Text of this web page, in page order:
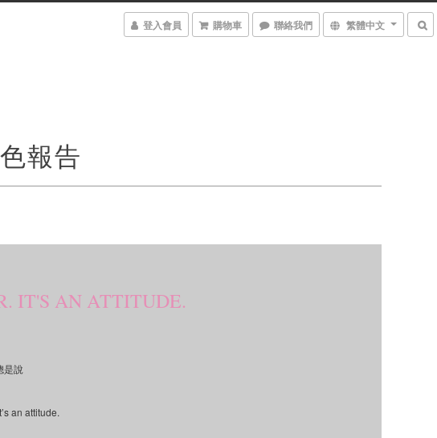
登入會員 購物車 聯絡我們 繁體中文
報告
IT'S AN ATTITUDE.
是說
an attitude.